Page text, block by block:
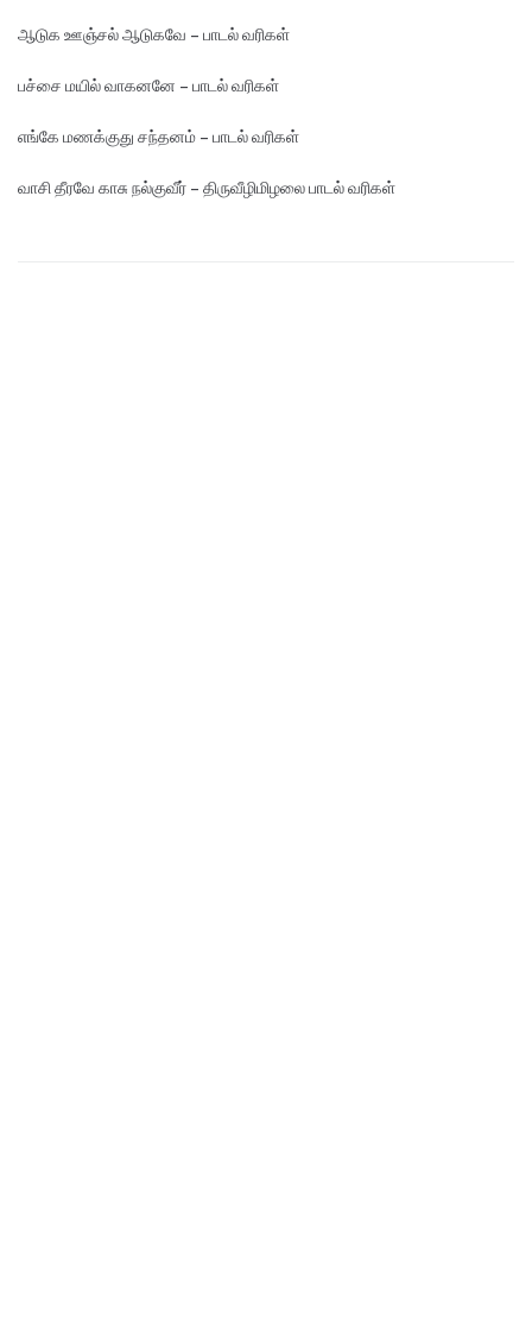
ஆடுக ஊஞ்சல் ஆடுகவே – பாடல் வரிகள்
பச்சை மயில் வாகனனே – பாடல் வரிகள்
எங்கே மண‌க்குது சந்தனம் – பாடல் வரிகள்
வாசி தீரவே காசு நல்குவீர் – திருவீழிமிழலை பாடல் வரிகள்